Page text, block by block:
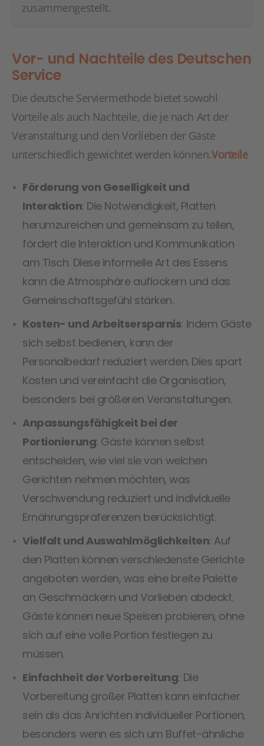
zusammengestellt.
Vor- und Nachteile des Deutschen
Service
Die deutsche Serviermethode bietet sowohl
Vorteile als auch Nachteile, die je nach Art der
Veranstaltung und den Vorlieben der Gäste
unterschiedlich gewichtet werden können.Vorteile
Förderung von Geselligkeit und
Interaktion: Die Notwendigkeit, Platten
herumzureichen und gemeinsam zu teilen,
fördert die Interaktion und Kommunikation
am Tisch. Diese informelle Art des Essens
kann die Atmosphäre auflockern und das
Gemeinschaftsgefühl stärken.
Kosten- und Arbeitsersparnis: Indem Gäste
sich selbst bedienen, kann der
Personalbedarf reduziert werden. Dies spart
Kosten und vereinfacht die Organisation,
besonders bei größeren Veranstaltungen.
Anpassungsfähigkeit bei der
Portionierung: Gäste können selbst
entscheiden, wie viel sie von welchen
Gerichten nehmen möchten, was
Verschwendung reduziert und individuelle
Ernährungspräferenzen berücksichtigt.
Vielfalt und Auswahlmöglichkeiten: Auf
den Platten können verschiedenste Gerichte
angeboten werden, was eine breite Palette
an Geschmäckern und Vorlieben abdeckt.
Gäste können neue Speisen probieren, ohne
sich auf eine volle Portion festlegen zu
müssen.
Einfachheit der Vorbereitung: Die
Vorbereitung großer Platten kann einfacher
sein als das Anrichten individueller Portionen,
besonders wenn es sich um Buffet-ähnliche